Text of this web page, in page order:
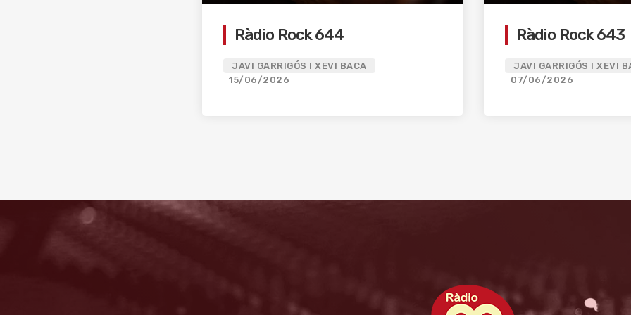
Ràdio Rock 644
JAVI GARRIGÓS I XEVI BACA
15/06/2026
Ràdio Rock 643
JAVI GARRIGÓS I XEVI
07/06/2026